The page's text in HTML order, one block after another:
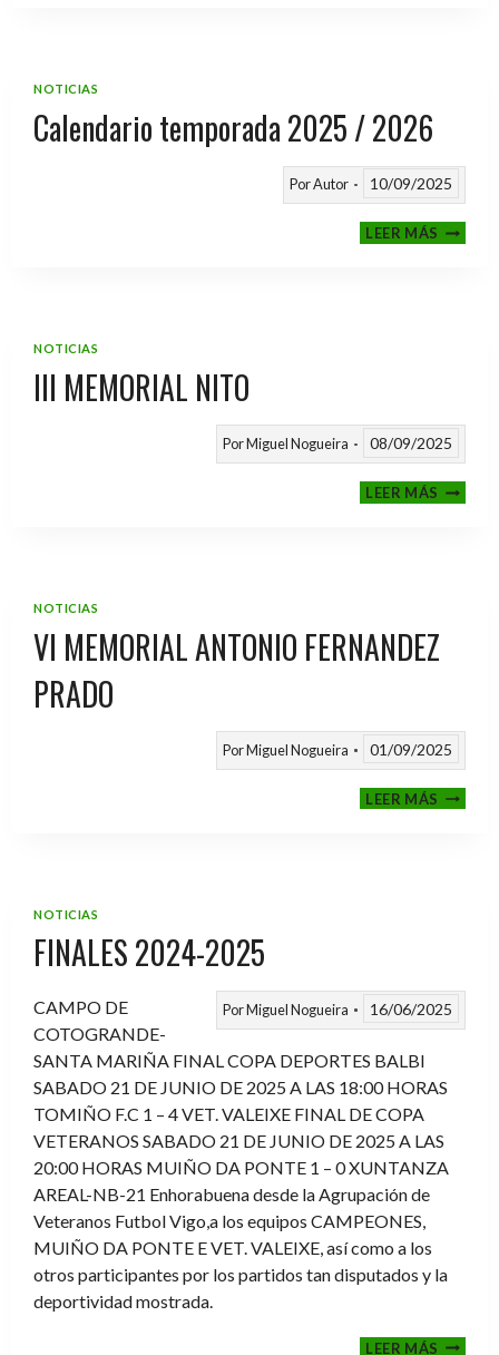
NOTICIAS
Calendario temporada 2025 / 2026
PorAutor 10/09/2025
LEER MÁS
NOTICIAS
III MEMORIAL NITO
PorMiguel Nogueira 08/09/2025
LEER MÁSIII
NOTICIAS
VI MEMORIAL ANTONIO FERNANDEZ
PRADO
PorMiguel Nogueira 01/09/2025
LEER MÁSVI
NOTICIAS
FINALES 2024-2025
PorMiguel Nogueira 16/06/2025
CAMPO DE
COTOGRANDE-
SANTA MARIÑA FINAL COPA DEPORTES BALBI
SABADO 21 DE JUNIO DE 2025 A LAS 18:00 HORAS
TOMIÑO F.C 1 – 4 VET. VALEIXE FINAL DE COPA
VETERANOS SABADO 21 DE JUNIO DE 2025 A LAS
20:00 HORAS MUIÑO DA PONTE 1 – 0 XUNTANZA
AREAL-NB-21 Enhorabuena desde la Agrupación de
Veteranos Futbol Vigo,a los equipos CAMPEONES,
MUIÑO DA PONTE E VET. VALEIXE, así como a los
otros participantes por los partidos tan disputados y la
deportividad mostrada.
LEER MÁS